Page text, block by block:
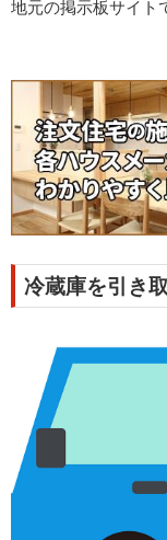
地元の掲示板サイト
冷蔵庫を引き